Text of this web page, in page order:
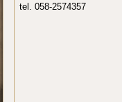
tel. 058-2574357